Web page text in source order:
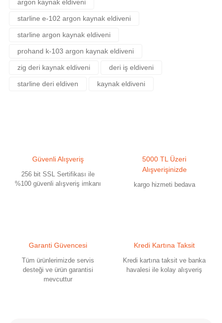
Görüş ve önerileriniz için teşekkür ederiz.
Ürün resmi kalitesiz, bozuk veya görüntülenemiyor.
Ürün açıklamasında eksik bilgiler bulunuyor.
Ürün bilgilerinde hatalar bulunuyor.
Ürün fiyatı diğer sitelerden daha pahalı.
argon kaynak eldiveni
starline e-102 argon kaynak eldiveni
starline argon kaynak eldiveni
prohand k-103 argon kaynak eldiveni
zig deri kaynak eldiveni deri iş eldiveni
starline deri eldiven kaynak eldiveni
Güvenli Alışveriş
256 bit SSL Sertifikası ile
%100 güvenli alışveriş imkanı
5000 TL Üzeri
Alışverişinizde
kargo hizmeti bedava
Garanti Güvencesi
Tüm ürünlerimizde servis
desteği ve ürün garantisi
mevcuttur
Kredi Kartına Taksit
Kredi kartına taksit ve banka
havalesi ile kolay alışveriş